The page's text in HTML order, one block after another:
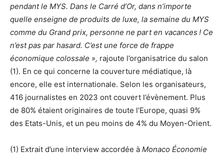
pendant le MYS. Dans le Carré d’Or, dans n’importe
quelle enseigne de produits de luxe, la semaine du MYS
comme du Grand prix, personne ne part en vacances ! Ce
n’est pas par hasard. C’est une force de frappe
économique colossale », rajoute l’organisatrice du salon
(1). En ce qui concerne la couverture médiatique, là
encore, elle est internationale. Selon les organisateurs,
416 journalistes en 2023 ont couvert l’évènement. Plus
de 80% étaient originaires de toute l’Europe, quasi 9%
des Etats-Unis, et un peu moins de 4% du Moyen-Orient.
(1) Extrait d’une interview accordée à Monaco Économie